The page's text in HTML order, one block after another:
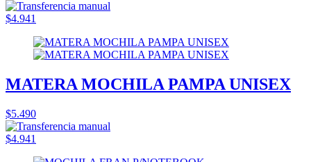
$4.941
MATERA MOCHILA PAMPA UNISEX
$5.490
$4.941